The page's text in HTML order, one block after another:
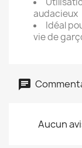
audacieux
Idéal
vie de
Aucun